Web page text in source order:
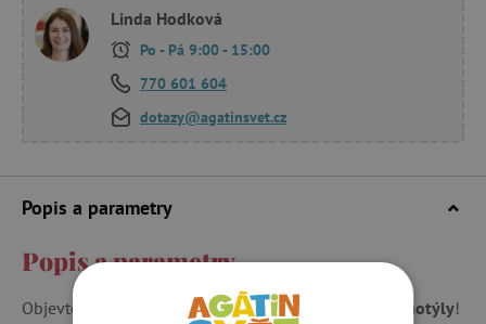
Linda Hodková
Po - Pá 9:00 - 15:00
770 601 604
dotazy@agatinsvet.cz
Popis a parametry
Popis a parametry
Objevte kouzlo barev avytvořte si vlastní třpytivé motýly!